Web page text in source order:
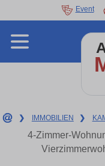
Event
❯ IMMOBILIEN ❯
4-Zimmer-